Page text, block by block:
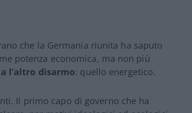
che la Germania riunita ha saputo
potenza economica, ma non più
l’altro disarmo: quello energetico.
Il primo capo di governo che ha